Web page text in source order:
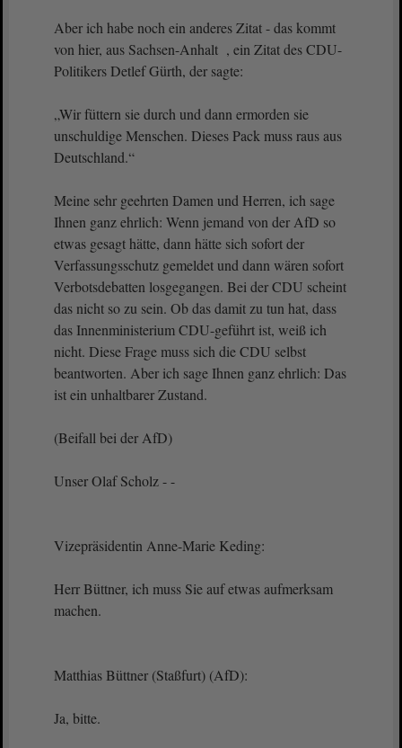
Aber ich habe noch ein anderes Zitat - das kommt
von hier, aus Sachsen-Anhalt , ein Zitat des CDU-
Politikers Detlef Gürth, der sagte:
„Wir füttern sie durch und dann ermorden sie
unschuldige Menschen. Dieses Pack muss raus aus
Deutschland.“
Meine sehr geehrten Damen und Herren, ich sage
Ihnen ganz ehrlich: Wenn jemand von der AfD so
etwas gesagt hätte, dann hätte sich sofort der
Verfassungsschutz gemeldet und dann wären sofort
Verbotsdebatten losgegangen. Bei der CDU scheint
das nicht so zu sein. Ob das damit zu tun hat, dass
das Innenministerium CDU-geführt ist, weiß ich
nicht. Diese Frage muss sich die CDU selbst
beantworten. Aber ich sage Ihnen ganz ehrlich: Das
ist ein unhaltbarer Zustand.
(Beifall bei der AfD)
Unser Olaf Scholz - -
Vizepräsidentin Anne-Marie Keding:
Herr Büttner, ich muss Sie auf etwas aufmerksam
machen.
Matthias Büttner (Staßfurt) (AfD):
Ja, bitte.